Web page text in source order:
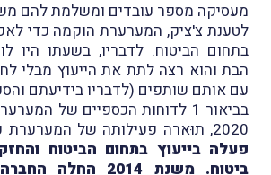
מעסיקה מספר עובדים ומשלמת להם
לטענת צ'ציק, המערערת הוקמה כדי
בתחום הביטוח. לדבריו, בשעתו היו
הבת והוא רצה לתת את הייעוץ מבלי
עם אותם שותפים (לדבריו בידיעתם
2020, תוּארה פעילותה של המערערת כדלקמן:
פעלה בייעוץ בתחום הביטוח
ביטוח. משנת 2014